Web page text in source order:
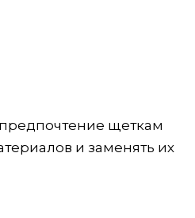
щеткам
и заменять их